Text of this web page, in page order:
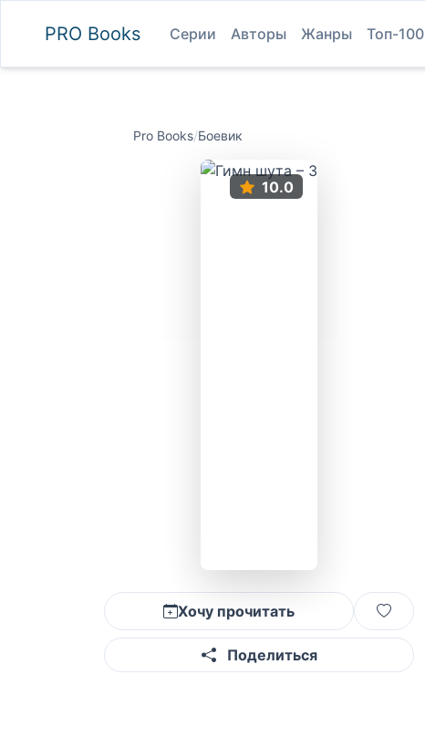
PRO Books Серии Авторы Жанры Топ-100
Pro Books/Боевик
10.0
Хочу прочитать
Поделиться